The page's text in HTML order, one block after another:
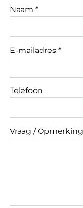
Naam *
E-mailadres *
Telefoon
Vraag / Opmerking